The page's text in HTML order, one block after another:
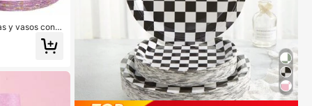
y vasos con f
para 8 invi
para
vasos) es perf